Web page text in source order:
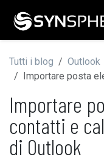
Tutti i blog
Outlook
Importare posta
Importare
contatti e
di Outlook